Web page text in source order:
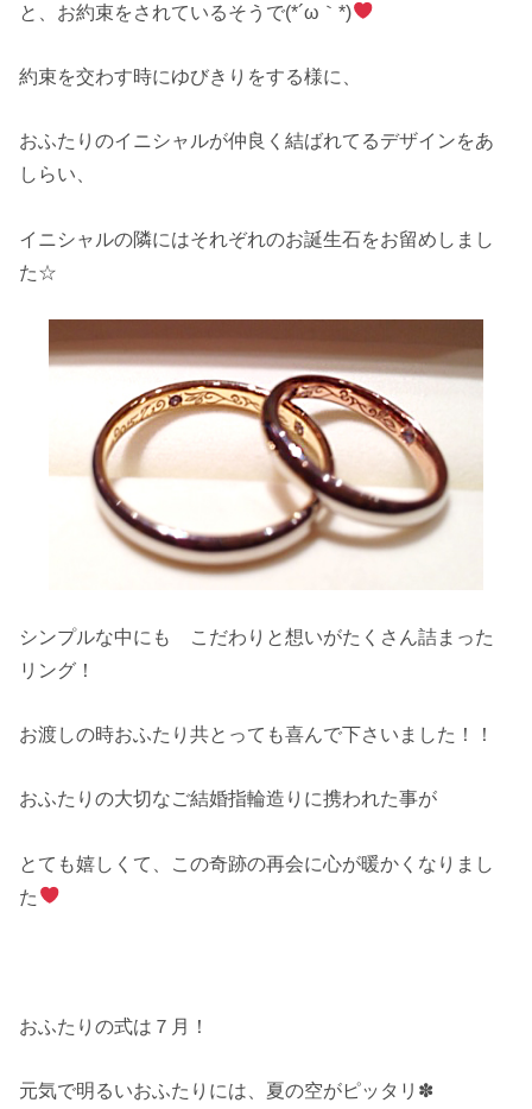
と、お約束をされているそうで(*´ω｀*)
約束を交わす時にゆびきりをする様に、
おふたりのイニシャルが仲良く結ばれてるデザインをあ
しらい、
イニシャルの隣にはそれぞれのお誕生石をお留めしまし
た☆
シンプルな中にも こだわりと想いがたくさん詰まった
リング！
お渡しの時おふたり共とっても喜んで下さいました！！
おふたりの大切なご結婚指輪造りに携われた事が
とても嬉しくて、この奇跡の再会に心が暖かくなりまし
た
おふたりの式は７月！
元気で明るいおふたりには、夏の空がピッタリ✽